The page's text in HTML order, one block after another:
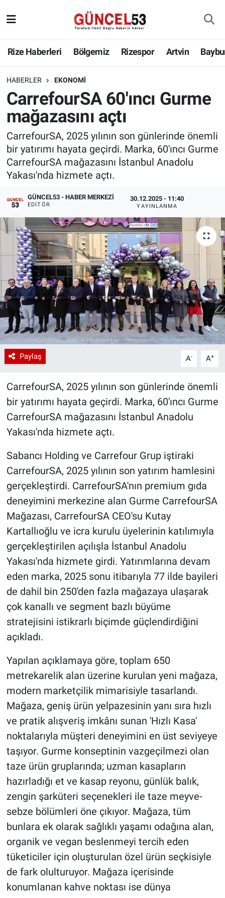
Rize Haberleri Bölgemiz Rizespor Artvin
HABERLER EKONOMI
CarrefourSA 60'ıncı Gurme
mağazasını açtı
CarrefourSA, 2025 yılının son günlerinde önemli
bir yatırımı hayata geçirdi. Marka, 60'ıncı Gurme
CarrefourSA mağazasını İstanbul Anadolu
Yakası'nda hizmete açtı.
GÜNCEL53 - HABER MERKEZI
EDITÖR
30.12.2025 - 11:40
YAYINLANMA
Paylaş A- A+
CarrefourSA, 2025 yılının son günlerinde önemli
bir yatırımı hayata geçirdi. Marka, 60'ıncı Gurme
CarrefourSA mağazasını İstanbul Anadolu
Yakası'nda hizmete açtı.
Sabancı Holding ve Carrefour Grup iştiraki
CarrefourSA, 2025 yılının son yatırım hamlesini
gerçekleştirdi. CarrefourSA'nın premium gıda
deneyimini merkezine alan Gurme CarrefourSA
Mağazası, CarrefourSA CEO'su Kutay
Kartallıoğlu ve icra kurulu üyelerinin katılımıyla
gerçekleştirilen açılışla İstanbul Anadolu
Yakası'nda hizmete girdi. Yatırımlarına devam
eden marka, 2025 sonu itibarıyla 77 ilde bayileri
de dahil bin 250'den fazla mağazaya ulaşarak
çok kanallı ve segment bazlı büyüme
stratejisini istikrarlı biçimde güçlendirdiğini
açıkladı.
Yapılan açıklamaya göre, toplam 650
metrekarelik alan üzerine kurulan yeni mağaza,
modern marketçilik mimarisiyle tasarlandı.
Mağaza, geniş ürün yelpazesinin yanı sıra hızlı
ve pratik alışveriş imkânı sunan 'Hızlı Kasa'
noktalarıyla müşteri deneyimini en üst seviyeye
taşıyor. Gurme konseptinin vazgeçilmezi olan
taze ürün gruplarında; uzman kasapların
hazırladığı et ve kasap reyonu, günlük balık,
zengin şarküteri seçenekleri ile taze meyve-
sebze bölümleri öne çıkıyor. Mağaza, tüm
bunlara ek olarak sağlıklı yaşamı odağına alan,
organik ve vegan beslenmeyi tercih eden
tüketiciler için oluşturulan özel ürün seçkisiyle
de fark olulturuyor. Mağaza içerisinde
konumlanan kahve noktası ise dünya